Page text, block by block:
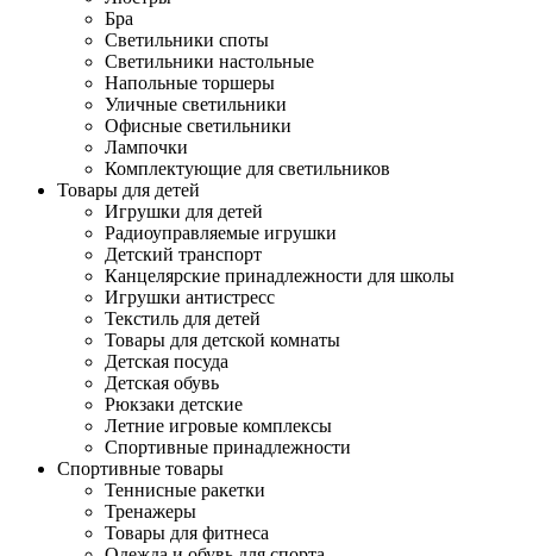
Бра
Светильники споты
Светильники настольные
Напольные торшеры
Уличные светильники
Офисные светильники
Лампочки
Комплектующие для светильников
Товары для детей
Игрушки для детей
Радиоуправляемые игрушки
Детский транспорт
Канцелярские принадлежности для школы
Игрушки антистресс
Текстиль для детей
Товары для детской комнаты
Детская посуда
Детская обувь
Рюкзаки детские
Летние игровые комплексы
Спортивные принадлежности
Спортивные товары
Теннисные ракетки
Тренажеры
Товары для фитнеса